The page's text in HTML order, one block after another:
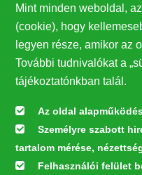
27224
Hírlevél feliratkozás
Értesüljön elsőként
Feliratkozás
Mint minden weboldal,
(cookie), hogy
legyen része, amikor az
További tudnivalókat a
tájékoztatónkban talál.
Az oldal
Személyre szabott
tartalom mérése,
Felhasználói felület